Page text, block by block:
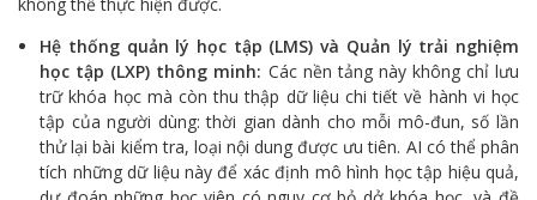
Hệ thống quản lý học tập (LMS) và Quản lý trải nghiệm
học tập (LXP) thông minh: Các nền tảng này không chỉ lưu
trữ khóa học mà còn thu thập dữ liệu chi tiết về hành vi học
tập của người dùng: thời gian dành cho mỗi mô-đun, số lần
thử lại bài kiểm tra, loại nội dung được ưu tiên. AI có thể phân
tích những dữ liệu này để xác định mô hình học tập hiệu quả,